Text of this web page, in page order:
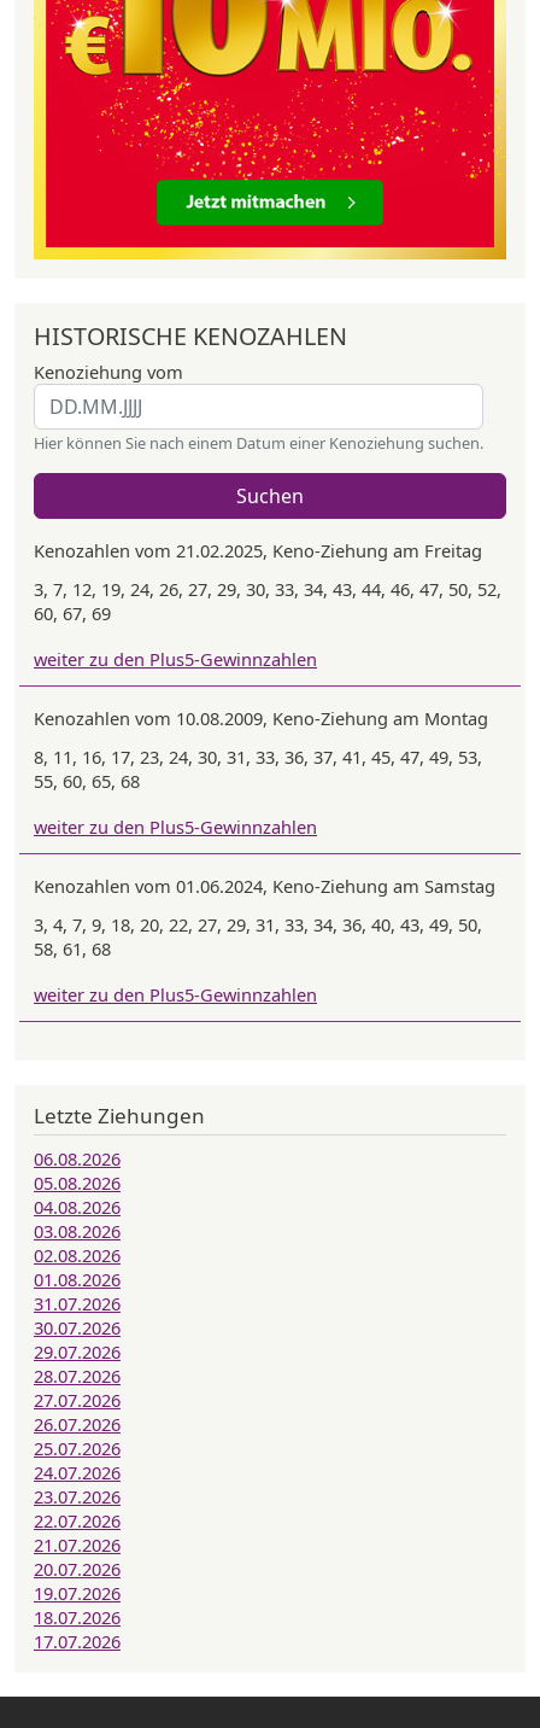
HISTORISCHE KENOZAHLEN
Kenoziehung vom
Hier können Sie nach einem Datum einer Kenoziehung suchen.
Suchen
Kenozahlen vom 21.02.2025, Keno-Ziehung am Freitag
3, 7, 12, 19, 24, 26, 27, 29, 30, 33, 34, 43, 44, 46, 47, 50, 52,
60, 67, 69
weiter zu den Plus5-Gewinnzahlen
Kenozahlen vom 10.08.2009, Keno-Ziehung am Montag
8, 11, 16, 17, 23, 24, 30, 31, 33, 36, 37, 41, 45, 47, 49, 53,
55, 60, 65, 68
weiter zu den Plus5-Gewinnzahlen
Kenozahlen vom 01.06.2024, Keno-Ziehung am Samstag
3, 4, 7, 9, 18, 20, 22, 27, 29, 31, 33, 34, 36, 40, 43, 49, 50,
58, 61, 68
weiter zu den Plus5-Gewinnzahlen
Letzte Ziehungen
06.08.2026
05.08.2026
04.08.2026
03.08.2026
02.08.2026
01.08.2026
31.07.2026
30.07.2026
29.07.2026
28.07.2026
27.07.2026
26.07.2026
25.07.2026
24.07.2026
23.07.2026
22.07.2026
21.07.2026
20.07.2026
19.07.2026
18.07.2026
17.07.2026